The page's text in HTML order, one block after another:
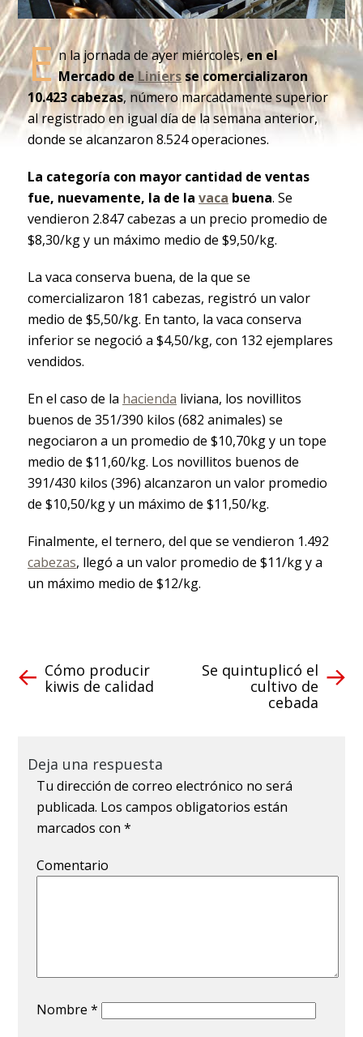
E n la jornada de ayer miércoles,en el
Mercado deLiniersse comercializaron
10.423 cabezas, número marcadamente superior
al registrado en igual día de la semana anterior,
donde se alcanzaron 8.524 operaciones.
La categoría con mayor cantidad de ventas
fue, nuevamente, la de la vaca buena. Se
vendieron 2.847 cabezas a un precio promedio de
$8,30/kg y un máximo medio de $9,50/kg.
La vaca conserva buena, de la que se
comercializaron 181 cabezas, registró un valor
medio de $5,50/kg. En tanto, la vaca conserva
inferior se negoció a $4,50/kg, con 132 ejemplares
vendidos.
En el caso de la hacienda liviana, los novillitos
buenos de 351/390 kilos (682 animales) se
negociaron a un promedio de $10,70kg y un tope
medio de $11,60/kg. Los novillitos buenos de
391/430 kilos (396) alcanzaron un valor promedio
de $10,50/kg y un máximo de $11,50/kg.
Finalmente, el ternero, del que se vendieron 1.492
cabezas, llegó a un valor promedio de $11/kg y a
un máximo medio de $12/kg.
Cómo producir
kiwis de calidad
Se quintuplicó el
cultivo de
cebada
Deja una respuesta
Tu dirección de correo electrónico no será
publicada. Los campos obligatorios están
marcados con*
Comentario
Nombre*